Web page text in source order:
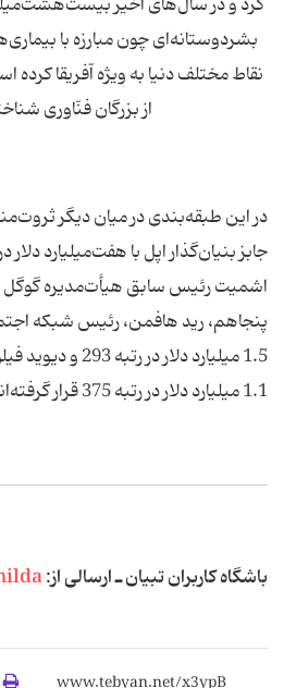
کرد و در سال‌های اخیر
بشردوستانه‌ای چون مبارزه با
نقاط مختلف دنیا به ویژه آفریقا
از بزرگان فنّاوری
در این طبقه‌بندی در میان دیگر
جابز بنیان‌گذار اپل با هفت‌میلیارد
1.5 میلیارد دلار در
1.1 میلیارد دلار در رتبه 375 قرار گرفته‌اند.
باشگاه كاربران تبیان ـ‌ ارسالی از: